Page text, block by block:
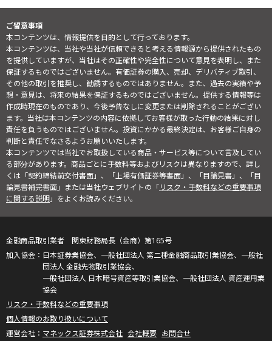
ご留意事項
本コンテンツは、情報提供を目的として行っております。
本コンテンツは、当社や当社が信頼できると考える情報源から提供されたもの
を提供していますが、当社はその正確性や完全性について意見を表明し、また
保証するものではございません。有価証券の購入、売却、デリバティブ取引、
その他の取引を推奨し、勧誘するものではありません。また、過去の実績や予
想・意見は、将来の結果を保証するものではございません。提供する情報等は
作成時現在のものであり、今後予告なしに変更または削除されることがござい
ます。当社は本コンテンツの内容に依拠してお客様が取った行動の結果に対し
責任を負うものではございません。投資にかかる最終決定は、お客様ご自身の
判断と責任でなさるようお願いいたします。
本コンテンツでは当社でお取扱している商品・サービス等について言及してい
る部分があります。商品ごとに手数料等およびリスクは異なりますので、詳し
くは「契約締結前交付書面」、「上場有価証券等書面」、「目論見書」、「目
論見書補完書面」または当社ウェブサイトの「リスク・手数料などの重要事項
に関する説明」をよくお読みください。
金融商品取引業者 関東財務局長（金商）第165号
日本証券業協会、一般社団法人 第二種金融商品取引業協会、一般社
団法人 金融先物取引業協会、
一般社団法人 日本暗号資産等取引業協会、一般社団法人 資産運用業
協会
リスク・手数料などの重要事項
個人情報のお取り扱いについて
マネックス証券株式会社 会社概要 お問合せ